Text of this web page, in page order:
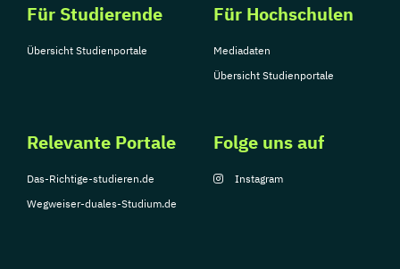
Für Studierende
Übersicht Studienportale
Für Hochschulen
Mediadaten
Übersicht Studienportale
Relevante Portale
Das-Richtige-studieren.de
Wegweiser-duales-Studium.de
Folge uns auf
Instagram